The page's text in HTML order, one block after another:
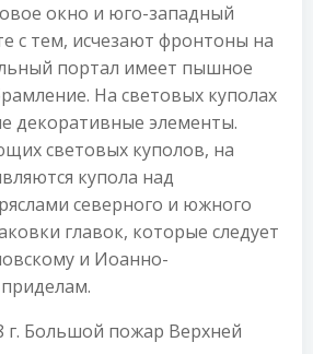
окно и юго-западный
с тем, исчезают фронтоны на
портал имеет пышное
На световых куполах
декоративные элементы.
световых куполов, на
купола над
северного и южного
главок, которые следует
и Иоанно-
г. Большой пожар Верхней